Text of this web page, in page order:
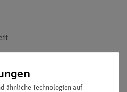
ähnliche Technologien auf